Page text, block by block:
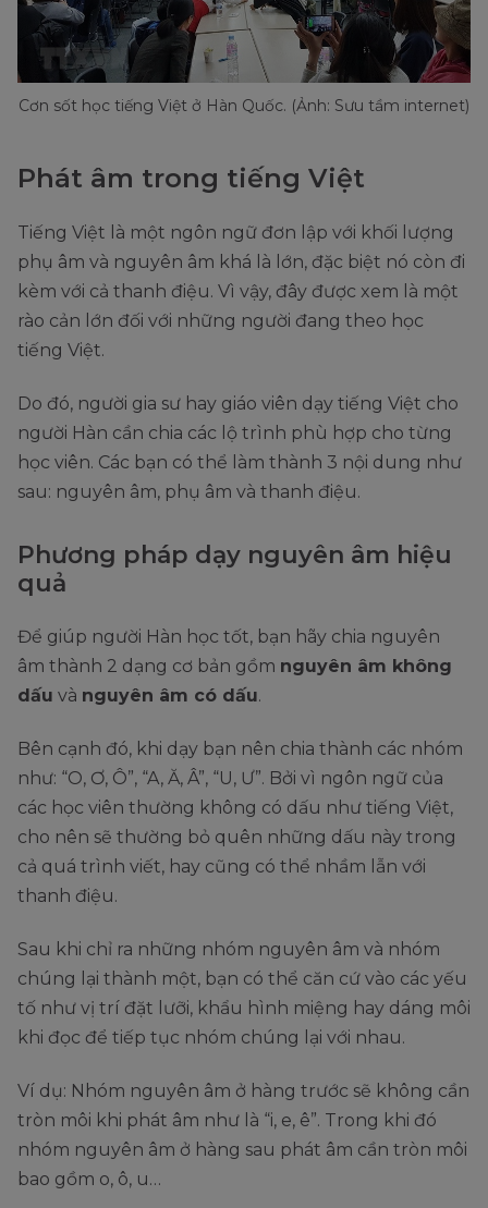
Cơn sốt học tiếng Việt ở Hàn Quốc. (Ảnh: Sưu tầm internet)
Phát âm trong tiếng Việt
Tiếng Việt là một ngôn ngữ đơn lập với khối lượng
phụ âm và nguyên âm khá là lớn, đặc biệt nó còn đi
kèm với cả thanh điệu. Vì vậy, đây được xem là một
rào cản lớn đối với những người đang theo học
tiếng Việt.
Do đó, người gia sư hay giáo viên dạy tiếng Việt cho
người Hàn cần chia các lộ trình phù hợp cho từng
học viên. Các bạn có thể làm thành 3 nội dung như
sau: nguyên âm, phụ âm và thanh điệu.
Phương pháp dạy nguyên âm hiệu
quả
Để giúp người Hàn học tốt, bạn hãy chia nguyên
âm thành 2 dạng cơ bản gồm nguyên âm không
dấu và nguyên âm có dấu.
Bên cạnh đó, khi dạy bạn nên chia thành các nhóm
như: “O, Ơ, Ô”, “A, Ă, Â”, “U, Ư”. Bởi vì ngôn ngữ của
các học viên thường không có dấu như tiếng Việt,
cho nên sẽ thường bỏ quên những dấu này trong
cả quá trình viết, hay cũng có thể nhầm lẫn với
thanh điệu.
Sau khi chỉ ra những nhóm nguyên âm và nhóm
chúng lại thành một, bạn có thể căn cứ vào các yếu
tố như vị trí đặt lưỡi, khẩu hình miệng hay dáng môi
khi đọc để tiếp tục nhóm chúng lại với nhau.
Ví dụ: Nhóm nguyên âm ở hàng trước sẽ không cần
tròn môi khi phát âm như là “i, e, ê”. Trong khi đó
nhóm nguyên âm ở hàng sau phát âm cần tròn môi
bao gồm o, ô, u…